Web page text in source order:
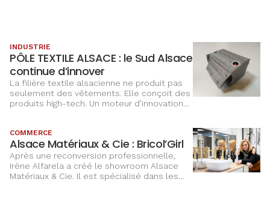
INDUSTRIE
PÔLE TEXTILE ALSACE : le Sud Alsace
continue d’innover
La filière textile alsacienne ne produit pas
seulement des vêtements. Elle conçoit des
produits high-tech. Un moteur d’innovation
aux textiles intelligents.
COMMERCE
Alsace Matériaux & Cie : Bricol’Girl
Après une reconversion professionnelle,
Irène Alfarela a créé le showroom Alsace
Matériaux & Cie. Il est spécialisé dans les